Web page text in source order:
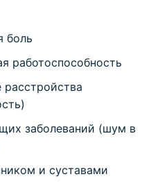
боль
работоспособность
заболеваний (шум в
и суставами